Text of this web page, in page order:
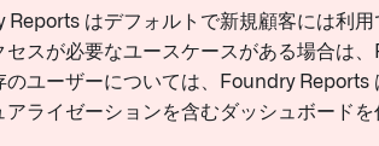
はデフォルトで新規顧客には利用
スが必要なユースケースがある場合は
のユーザーについては、Foundry Reports
ライゼーションを含むダッシュボードを